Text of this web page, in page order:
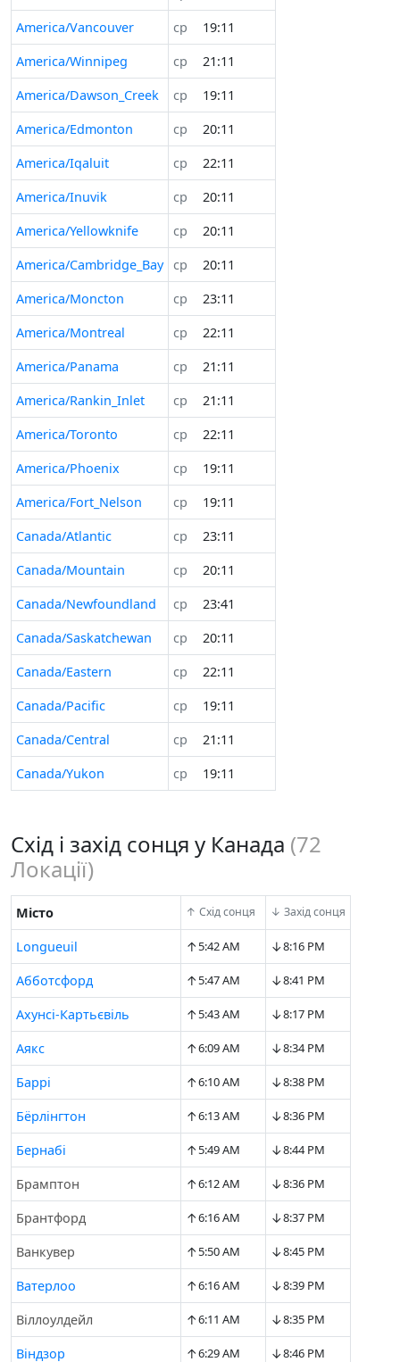
America/Vancouver
ср
19:11
America/Winnipeg
ср
21:11
America/Dawson_Creek
ср
19:11
America/Edmonton
ср
20:11
America/Iqaluit
ср
22:11
America/Inuvik
ср
20:11
America/Yellowknife
ср
20:11
America/Cambridge_Bay ср
20:11
America/Moncton
ср
23:11
America/Montreal
ср
22:11
America/Panama
ср
21:11
America/Rankin_Inlet
ср
21:11
America/Toronto
ср
22:11
America/Phoenix
ср
19:11
America/Fort_Nelson
ср
19:11
Canada/Atlantic
ср
23:11
Canada/Mountain
ср
20:11
Canada/Newfoundland
ср
23:41
Canada/Saskatchewan
ср
20:11
Canada/Eastern
ср
22:11
Canada/Pacific
ср
19:11
Canada/Central
ср
21:11
Canada/Yukon
ср 19:11
Схід і захід сонця у Канада (72
Локації)
Місто ↑ Схід сонця ↓ Захід сонця
Longueuil ↑5:42 AM ↓8:16 PM
Абботсфорд ↑5:47 AM ↓8:41 PM
Ахунсі-Картьєвіль ↑5:43 AM ↓8:17 PM
Аякс ↑6:09 AM ↓8:34 PM
Баррі ↑6:10 AM ↓8:38 PM
Бёрлінгтон ↑6:13 AM ↓8:36 PM
Бернабі ↑5:49 AM ↓8:44 PM
Брамптон ↑6:12 AM ↓8:36 PM
Брантфорд ↑6:16 AM ↓8:37 PM
Ванкувер ↑5:50 AM ↓8:45 PM
Ватерлоо ↑6:16 AM ↓8:39 PM
Віллоулдейл ↑6:11 AM ↓8:35 PM
Віндзор ↑6:29 AM ↓8:46 PM